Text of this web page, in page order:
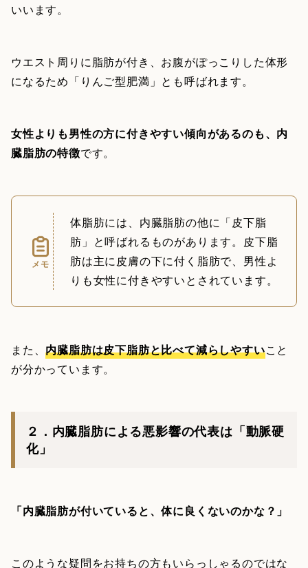
いいます。
ウエスト周りに脂肪が付き、お腹がぽっこりした体形
になるため「りんご型肥満」とも呼ばれます。
女性よりも男性の方に付きやすい傾向があるのも、内
臓脂肪の特徴です。
メモ
体脂肪には、内臓脂肪の他に「皮下脂
肪」と呼ばれるものがあります。皮下脂
肪は主に皮膚の下に付く脂肪で、男性よ
りも女性に付きやすいとされています。
また、内臓脂肪は皮下脂肪と比べて減らしやすいこと
が分かっています。
２．内臓脂肪による悪影響の代表は「動脈硬
化」
「内臓脂肪が付いていると、体に良くないのかな？」
このような疑問をお持ちの方もいらっしゃるのではな